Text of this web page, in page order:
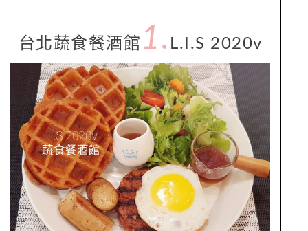
台北蔬食餐酒館 1. L.I.S 2020v